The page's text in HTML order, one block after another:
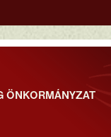
ÖNKORMÁNYZAT